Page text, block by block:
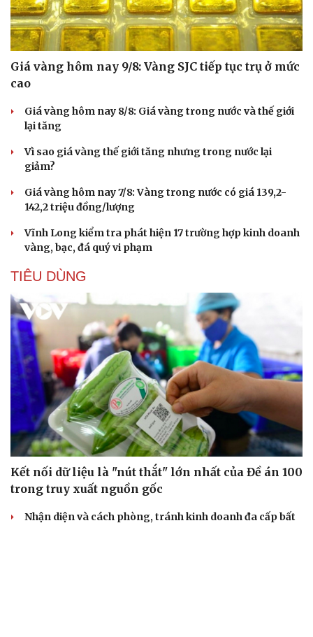
Giá vàng hôm nay 9/8: Vàng SJC tiếp tục trụ ở mức
cao
Giá vàng hôm nay 8/8: Giá vàng trong nước và thế giới
lại tăng
Vì sao giá vàng thế giới tăng nhưng trong nước lại
giảm?
Giá vàng hôm nay 7/8: Vàng trong nước có giá 139,2-
142,2 triệu đồng/lượng
Vĩnh Long kiểm tra phát hiện 17 trường hợp kinh doanh
vàng, bạc, đá quý vi phạm
TIÊU DÙNG
Kết nối dữ liệu là "nút thắt" lớn nhất của Đề án 100
trong truy xuất nguồn gốc
Nhận diện và cách phòng, tránh kinh doanh đa cấp bất